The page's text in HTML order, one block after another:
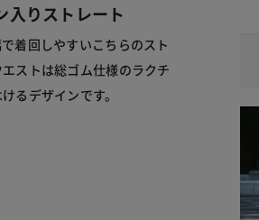
入りストレート
着回しやすいこちらのスト
ストは総ゴム仕様のラクチ
るデザインです。